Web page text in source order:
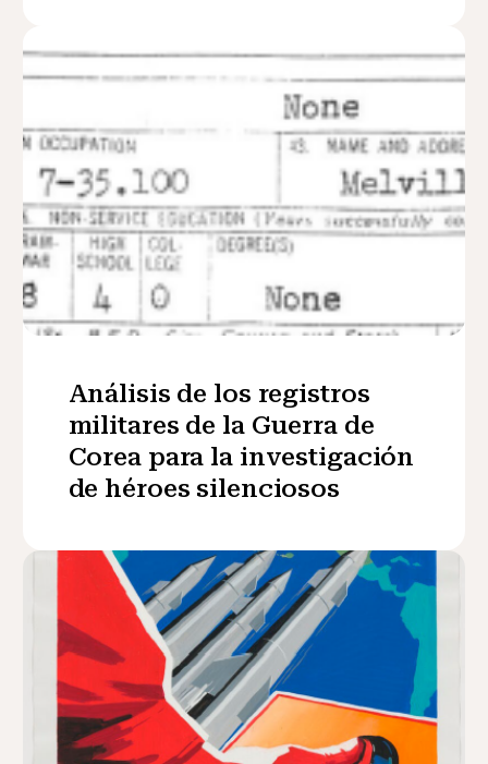
Análisis de los registros
militares de la Guerra de
Corea para la investigación
de héroes silenciosos